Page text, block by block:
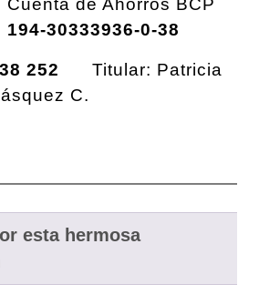
Cuenta de Ahorros BCP
194-30333936-0-38
252 Titular: Patricia
C.
esta hermosa